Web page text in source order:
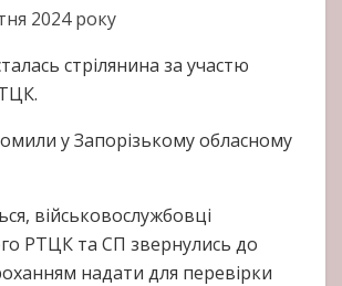
2024 року
стрілянина за участю
у Запорізькому обласному
військовослужбовці
РТЦК та СП звернулись до
надати для перевірки